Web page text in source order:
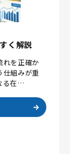
く解説
れを正確か
仕組みが重
る在…